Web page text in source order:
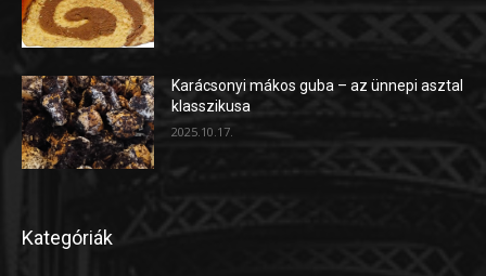
Karácsonyi mákos guba – az ünnepi asztal
klasszikusa
2025.10.17.
Kategóriák